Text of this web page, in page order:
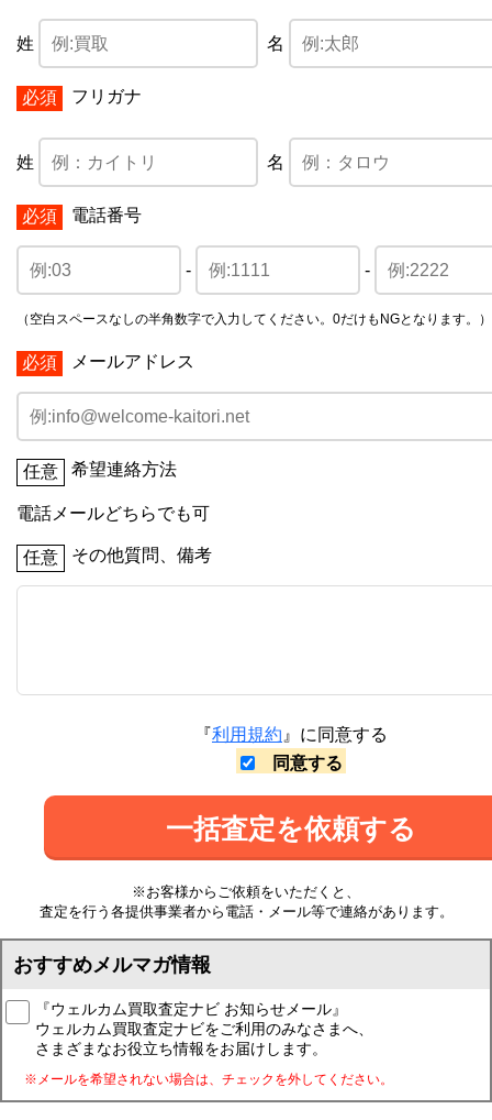
姓 名
フリガナ
姓 名
電話番号
- -
（空白スペースなしの半角数字で入力してください。0だけもNGとなります。）
メールアドレス
希望連絡方法
電話 メールどちらでも可
その他質問、備考
『利用規約 』に同意する
同意する
一括査定を依頼する
※お客様からご依頼をいただくと、
査定を行う各提供事業者から電話・メール等で連絡があります。
おすすめメルマガ情報
『ウェルカム買取査定ナビ お知らせメール』
ウェルカム買取査定ナビをご利用のみなさまへ、
さまざまなお役立ち情報をお届けします。
※メールを希望されない場合は、チェックを外してください。